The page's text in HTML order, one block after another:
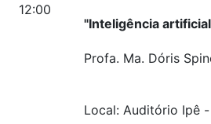
12:00
"Inteligência
Profa. Ma. Dóris
Local: Auditório Ipê -